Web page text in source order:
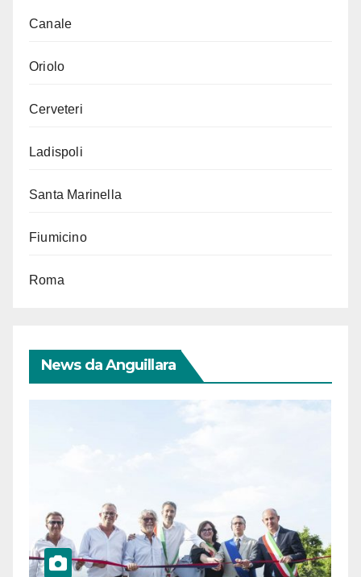
Canale
Oriolo
Cerveteri
Ladispoli
Santa Marinella
Fiumicino
Roma
News da Anguillara